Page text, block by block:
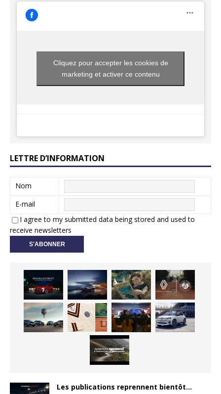
Cliquez pour accepter les cookies de
marketing et activer ce contenu
LETTRE D’INFORMATION
Nom
E-mail
I agree to my submitted data being stored and used to
receive newsletters
Les publications reprennent bientôt…